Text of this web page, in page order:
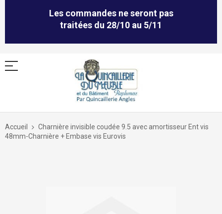
Les commandes ne seront pas
traitées du 28/10 au 5/11
Allez
contenu
Accueil
Charnière invisible coudée 9.5 avec amortisseur Ent vis
48mm-Charnière + Embase vis Eurovis